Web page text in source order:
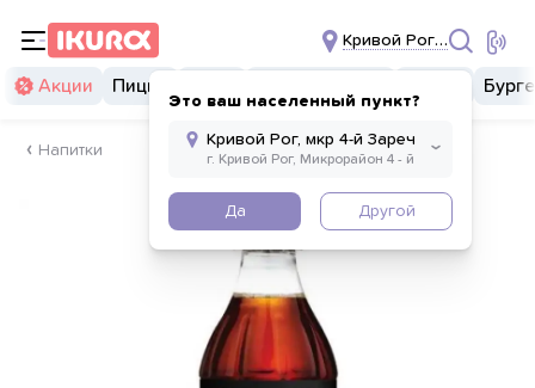
Кривой Рог, мкр 4-й
Это ваш населенный пункт?
Да Другой
Акции Пицца
Напитки